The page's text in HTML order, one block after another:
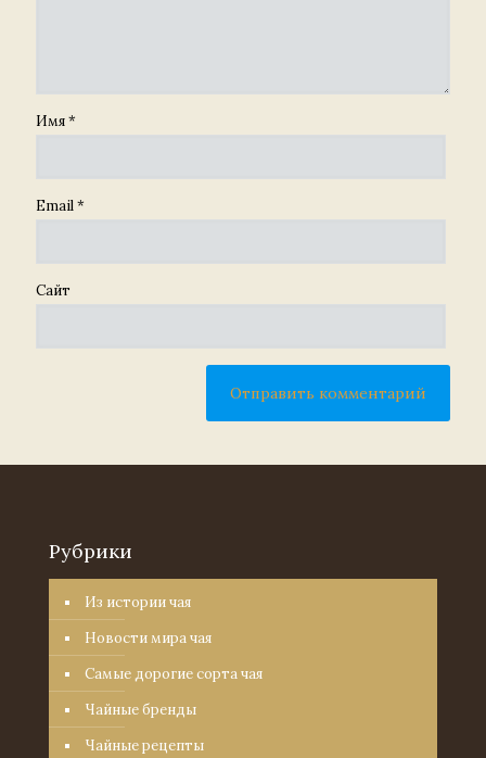
Имя*
Email*
Сайт
Рубрики
Из истории чая
Новости мира чая
Самые дорогие сорта чая
Чайные бренды
Чайные рецепты